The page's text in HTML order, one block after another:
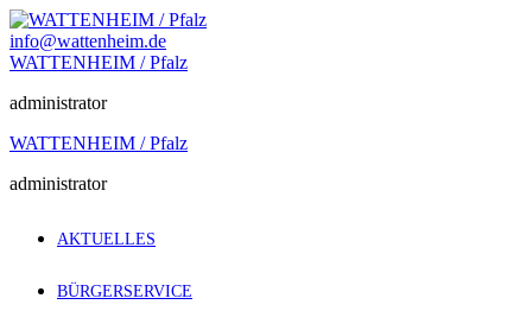
Zum
Inhalt
springen
info@wattenheim.de
WATTENHEIM / Pfalz
administrator
WATTENHEIM / Pfalz
administrator
AKTUELLES
BÜRGERSERVICE